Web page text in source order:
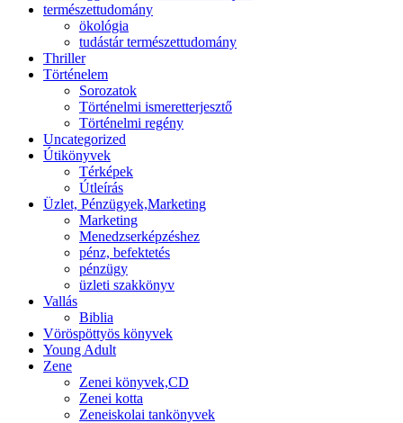
természettudomány
ökológia
tudástár természettudomány
Thriller
Történelem
Sorozatok
Történelmi ismeretterjesztő
Történelmi regény
Uncategorized
Útikönyvek
Térképek
Útleírás
Üzlet, Pénzügyek,Marketing
Marketing
Menedzserképzéshez
pénz, befektetés
pénzügy
üzleti szakkönyv
Vallás
Biblia
Vöröspöttyös könyvek
Young Adult
Zene
Zenei könyvek,CD
Zenei kotta
Zeneiskolai tankönyvek